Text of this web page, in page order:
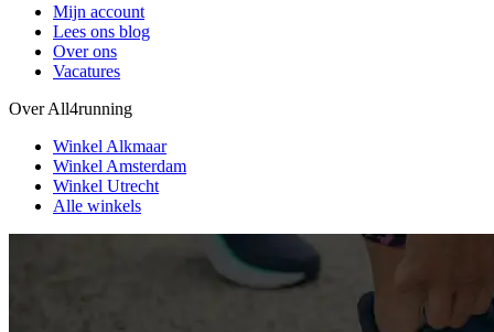
Mijn account
Lees ons blog
Over ons
Vacatures
Over All4running
Winkel Alkmaar
Winkel Amsterdam
Winkel Utrecht
Alle winkels